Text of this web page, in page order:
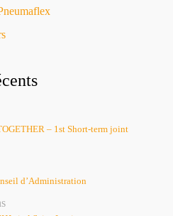
– 1st Short-term joint
d’Administration